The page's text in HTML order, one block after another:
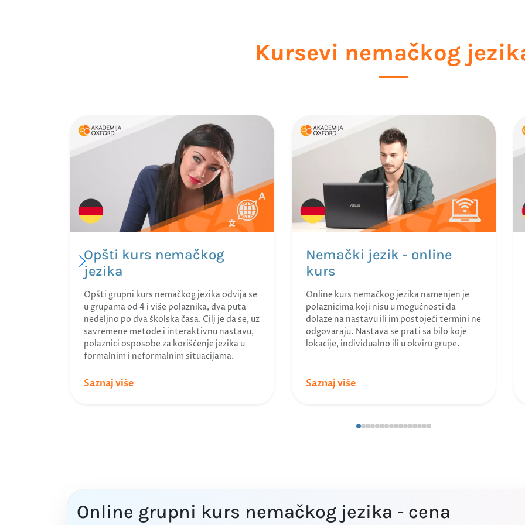
Kursevi nemačkog
Opšti kurs nemačkog
jezika
Opšti grupni kurs nemačkog jezika odvija se
u grupama od 4 i više polaznika, dva puta
nedeljno po dva školska časa. Cilj je da se, uz
savremene metode i interaktivnu nastavu,
polaznici osposobe za korišćenje jezika u
formalnim i neformalnim situacijama.
Saznaj više
Nemački jezik - online
kurs
Online kurs nemačkog jezika namenjen je
polaznicima koji nisu u mogućnosti da
dolaze na nastavu ili im postojeći termini ne
odgovaraju. Nastava se prati sa bilo koje
lokacije, individualno ili u okviru grupe.
Saznaj više
Online grupni kurs nemačkog jezika - cena